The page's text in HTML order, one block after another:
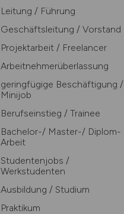
Leitung / Führung
Geschäftsleitung / Vorstand
Projektarbeit / Freelancer
Arbeitnehmerüberlassung
geringfügige Beschäftigung /
Minijob
Berufseinstieg / Trainee
Bachelor-/ Master-/ Diplom-
Arbeit
Studentenjobs /
Werkstudenten
Ausbildung / Studium
Praktikum